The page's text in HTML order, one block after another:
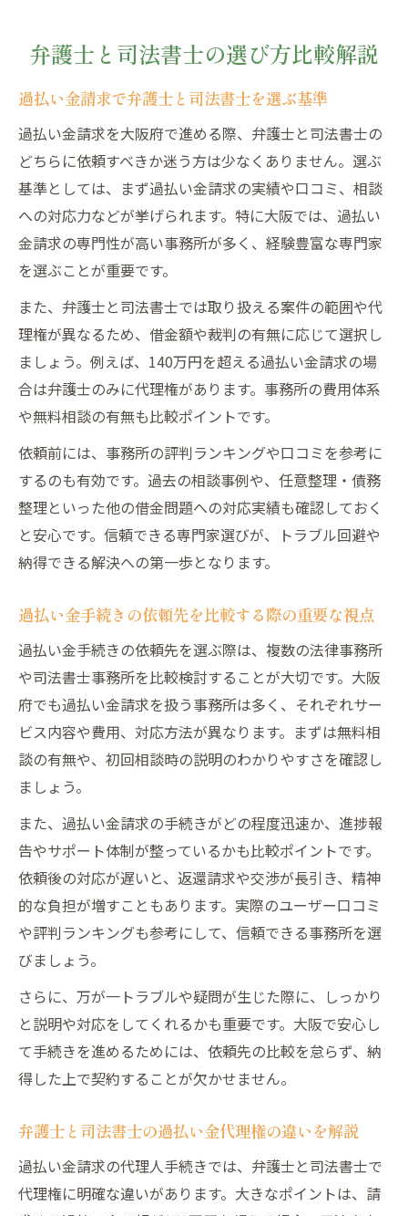
弁護士と司法書士の選び方比較解説
過払い金請求で弁護士と司法書士を選ぶ基準
過払い金請求を大阪府で進める際、弁護士と司法書士の
どちらに依頼すべきか迷う方は少なくありません。選ぶ
基準としては、まず過払い金請求の実績や口コミ、相談
への対応力などが挙げられます。特に大阪では、過払い
金請求の専門性が高い事務所が多く、経験豊富な専門家
を選ぶことが重要です。
また、弁護士と司法書士では取り扱える案件の範囲や代
理権が異なるため、借金額や裁判の有無に応じて選択し
ましょう。例えば、140万円を超える過払い金請求の場
合は弁護士のみに代理権があります。事務所の費用体系
や無料相談の有無も比較ポイントです。
依頼前には、事務所の評判ランキングや口コミを参考に
するのも有効です。過去の相談事例や、任意整理・債務
整理といった他の借金問題への対応実績も確認しておく
と安心です。信頼できる専門家選びが、トラブル回避や
納得できる解決への第一歩となります。
過払い金手続きの依頼先を比較する際の重要な視点
過払い金手続きの依頼先を選ぶ際は、複数の法律事務所
や司法書士事務所を比較検討することが大切です。大阪
府でも過払い金請求を扱う事務所は多く、それぞれサー
ビス内容や費用、対応方法が異なります。まずは無料相
談の有無や、初回相談時の説明のわかりやすさを確認し
ましょう。
また、過払い金請求の手続きがどの程度迅速か、進捗報
告やサポート体制が整っているかも比較ポイントです。
依頼後の対応が遅いと、返還請求や交渉が長引き、精神
的な負担が増すこともあります。実際のユーザー口コミ
や評判ランキングも参考にして、信頼できる事務所を選
びましょう。
さらに、万が一トラブルや疑問が生じた際に、しっかり
と説明や対応をしてくれるかも重要です。大阪で安心し
て手続きを進めるためには、依頼先の比較を怠らず、納
得した上で契約することが欠かせません。
弁護士と司法書士の過払い金代理権の違いを解説
過払い金請求の代理人手続きでは、弁護士と司法書士で
代理権に明確な違いがあります。大きなポイントは、請